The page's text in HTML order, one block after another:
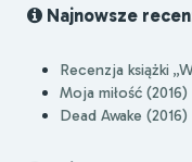
Najnowsze
Recenzja książki
Moja miłość (2016)
Dead Awake (2016)